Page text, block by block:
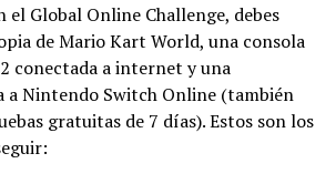
Global Online Challenge, debes
de Mario Kart World, una consola
conectada a internet y una
a Nintendo Switch Online (también
gratuitas de 7 días). Estos son los